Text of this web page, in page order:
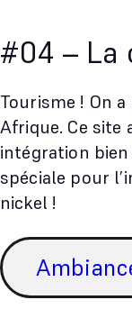
#04 – La
Tourisme ! On
Afrique. Ce site
intégration
spéciale pour
nickel !